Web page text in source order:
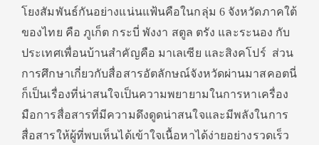
โยงสัมพันธ์กันอย่างแน่นแฟ้นคือในกลุ่ม 6 จังหวัดภาคใต้
ของไทย คือ ภูเก็ต กระบี่ พังงา สตูล ตรัง และระนอง กับ
ประเทศเพื่อนบ้านสำคัญคือ มาเลเซีย และสิงคโปร์ ส่วน
การศึกษาเกี่ยวกับสื่อสารอัตลักษณ์จังหวัดผ่านมาสคอตนี่
ก็เป็นเรื่องที่น่าสนใจเป็นความพยายามในการหาเครื่อง
มือการสื่อสารที่มีความดึงดูดน่าสนใจและมีพลังในการ
สื่อสารให้ผู้ที่พบเห็นได้เข้าใจเนื้อหาได้ง่ายอย่างรวดเร็ว